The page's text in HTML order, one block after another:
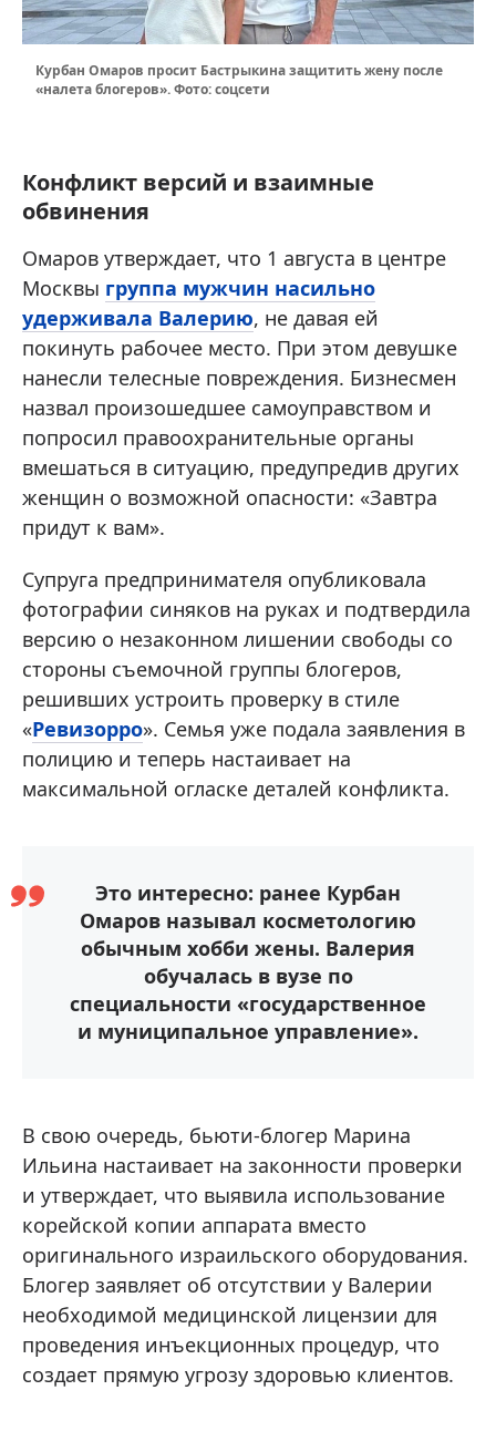
Курбан Омаров просит Бастрыкина защитить жену после
«налета блогеров». Фото: соцсети
Конфликт версий и взаимные
обвинения
Омаров утверждает, что 1 августа в центре
Москвы группа мужчин насильно
удерживала Валерию, не давая ей
покинуть рабочее место. При этом девушке
нанесли телесные повреждения. Бизнесмен
назвал произошедшее самоуправством и
попросил правоохранительные органы
вмешаться в ситуацию, предупредив других
женщин о возможной опасности: «Завтра
придут к вам».
Супруга предпринимателя опубликовала
фотографии синяков на руках и подтвердила
версию о незаконном лишении свободы со
стороны съемочной группы блогеров,
решивших устроить проверку в стиле
«Ревизорро». Семья уже подала заявления в
полицию и теперь настаивает на
максимальной огласке деталей конфликта.
Это интересно: ранее Курбан
Омаров называл косметологию
обычным хобби жены. Валерия
обучалась в вузе по
специальности «государственное
и муниципальное управление».
В свою очередь, бьюти-блогер Марина
Ильина настаивает на законности проверки
и утверждает, что выявила использование
корейской копии аппарата вместо
оригинального израильского оборудования.
Блогер заявляет об отсутствии у Валерии
необходимой медицинской лицензии для
проведения инъекционных процедур, что
создает прямую угрозу здоровью клиентов.